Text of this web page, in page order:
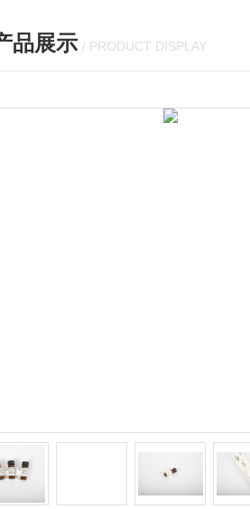
品展示 / PRODUCT DISPLAY